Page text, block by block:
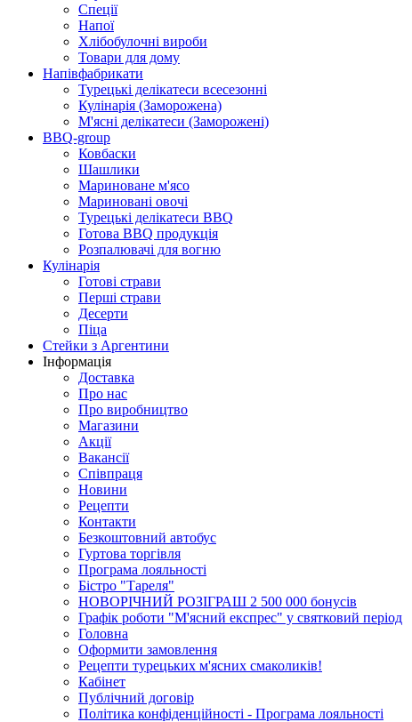
Спеції
Напої
Хлібобулочні вироби
Товари для дому
Напівфабрикати
Турецькі делікатеси всесезонні
Кулінарія (Заморожена)
М'ясні делікатеси (Заморожені)
BBQ-group
Ковбаски
Шашлики
Мариноване м'ясо
Мариновані овочі
Турецькі делікатеси BBQ
Готова BBQ продукція
Розпалювачі для вогню
Кулінарія
Готові страви
Перші страви
Десерти
Піца
Стейки з Аргентини
Інформація
Доставка
Про нас
Про виробництво
Магазини
Акції
Вакансії
Співпраця
Новини
Рецепти
Контакти
Безкоштовний автобус
Гуртова торгівля
Програма лояльності
Бістро "Тареля"
НОВОРІЧНИЙ РОЗІГРАШ 2 500 000 бонусів
Графік роботи "М'ясний експрес" у святковий період
Головна
Оформити замовлення
Рецепти турецьких м'ясних смаколиків!
Кабінет
Публічний договір
Політика конфіденційності - Програма лояльності